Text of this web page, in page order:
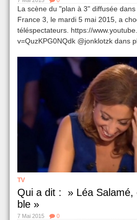
La scène du "plan à 3" diffusée
France 3, le mardi 5 mai 2015, a
téléspectateurs. https://
v=QuzKPG0NQdk @jonklotzk dans
TV
Qui a dit : » Léa
ble »
7 Mai 2015 0